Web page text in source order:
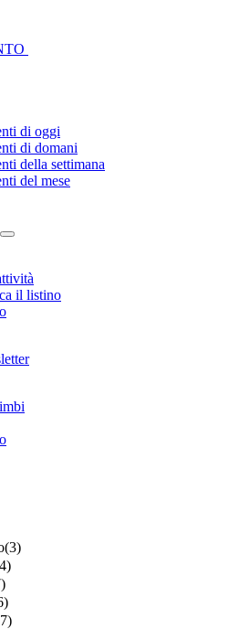
di oggi
di domani
della settimana
del mese
il listino
(3)